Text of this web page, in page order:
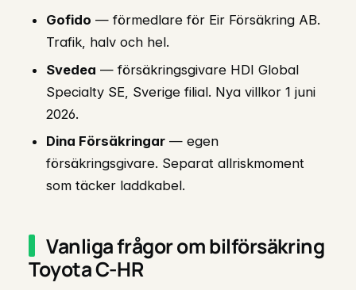
Gofido — förmedlare för Eir Försäkring AB.
Trafik, halv och hel.
Svedea — försäkringsgivare HDI Global
Specialty SE, Sverige filial. Nya villkor 1 juni
2026.
Dina Försäkringar — egen
försäkringsgivare. Separat allriskmoment
som täcker laddkabel.
Vanliga frågor om bilförsäkring
Toyota C-HR